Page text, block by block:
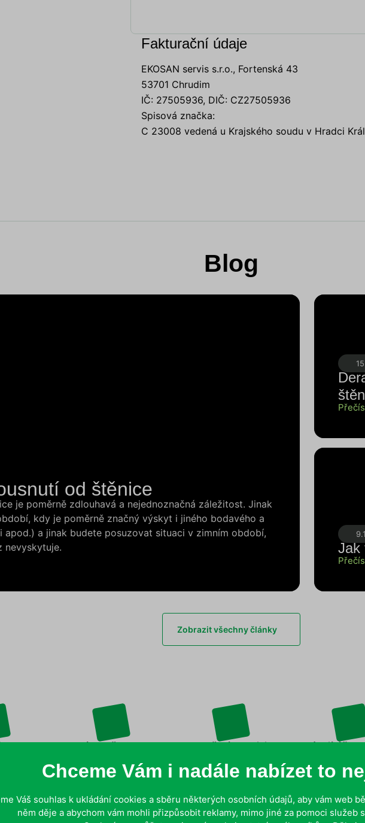
Fakturační údaje
EKOSAN servis s.r.o., Fortenská 43
53701 Chrudim
IČ: 27505936, DIČ: CZ27505936
Spisová značka:
C 23008 vedená u Krajského soudu v Hradci
Blog
od štěnice
je poměrně zdlouhavá a nejednoznačná záležitost. Jinak
kdy je poměrně značný výskyt i jiného bodavého a
apod.) a jinak budete posuzovat situaci v zimním období,
nevyskytuje.
Jak
Zobrazit všechny články
Více než 30 let
Zkušení technici
Zakládající člen
Chceme Vám i nadále nabízet to
Váš souhlas k ukládání cookies a sběru některých osobních údajů, aby vám web
něm děje a abychom vám mohli přizpůsobit reklamy, mimo jiné za pomoci služeb